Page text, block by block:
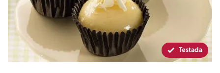
Testada